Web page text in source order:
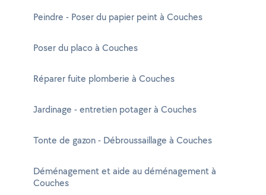
Peindre - Poser du papier peint à Couches
Poser du placo à Couches
Réparer fuite plomberie à Couches
Jardinage - entretien potager à Couches
Tonte de gazon - Débroussaillage à Couches
Déménagement et aide au déménagement à
Couches